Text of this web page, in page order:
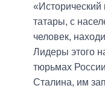
татары, с
человек,
Лидеры этого
тюрьмах
Сталина, им